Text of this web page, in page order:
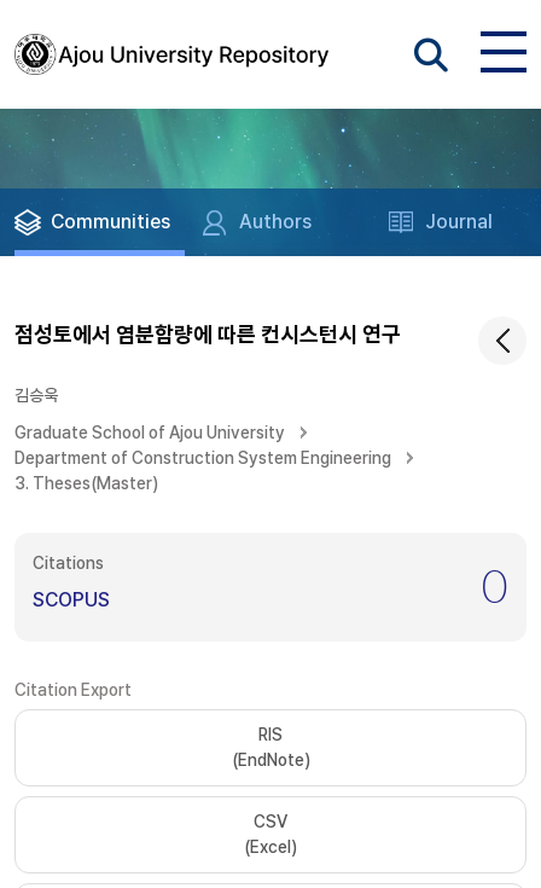
Communities Authors Journal
점성토에서 염분함량에 따른 컨시스턴시 연구
김승욱
Graduate School of Ajou University
Department of Construction System Engineering
3. Theses(Master)
Citations
SCOPUS 0
Citation Export
RIS
(EndNote)
CSV
(Excel)